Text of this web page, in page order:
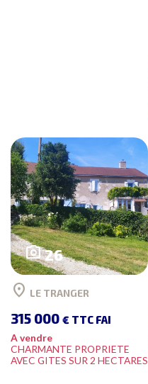
photo_camera26
location_on LE TRANGER
315 000€ TTC FAI
A vendre
CHARMANTE PROPRIETE
AVEC GITES SUR 2 HECTARES